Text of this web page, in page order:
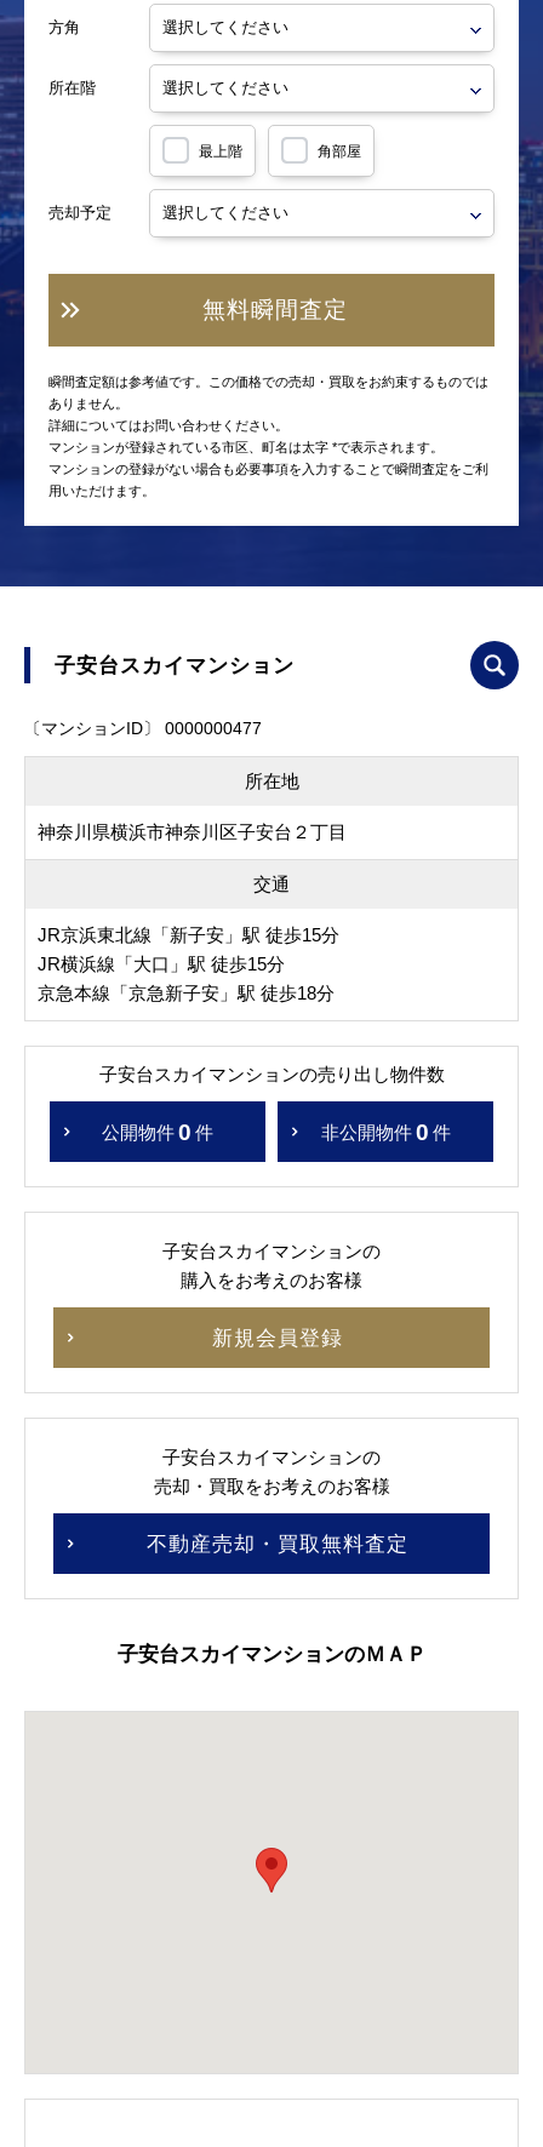
方角
所在階
最上階 角部屋
売却予定
無料瞬間査定
瞬間査定額は参考値です。この価格での売却・買取をお約束するものでは
ありません。
詳細についてはお問い合わせください。
マンションが登録されている市区、町名は太字 *で表示されます。
マンションの登録がない場合も必要事項を入力することで瞬間査定をご利
用いただけます。
子安台スカイマンション
〔マンションID〕 0000000477
所在地
神奈川県横浜市神奈川区子安台２丁目
交通
JR京浜東北線「新子安」駅 徒歩15分
JR横浜線「大口」駅 徒歩15分
京急本線「京急新子安」駅 徒歩18分
子安台スカイマンションの売り出し物件数
公開物件0 件 非公開物件 0 件
子安台スカイマンションの
購入をお考えのお客様
新規会員登録
子安台スカイマンションの
売却・買取をお考えのお客様
不動産売却・買取無料査定
子安台スカイマンションのＭＡＰ